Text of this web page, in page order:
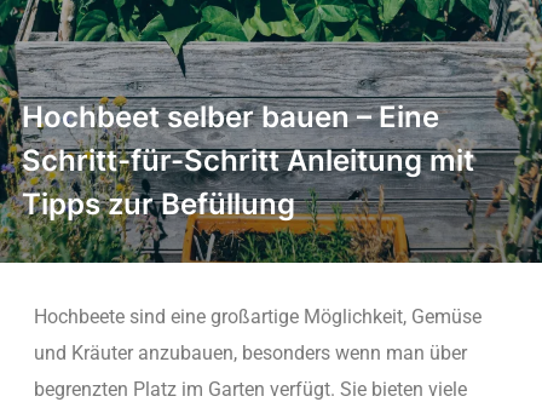
Hochbeet selber bauen – Eine
Schritt-für-Schritt Anleitung mit
Tipps zur Befüllung
Hochbeete sind eine großartige Möglichkeit, Gemüse
und Kräuter anzubauen, besonders wenn man über
begrenzten Platz im Garten verfügt. Sie bieten viele